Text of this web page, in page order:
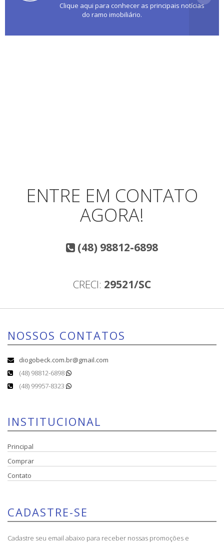
Clique aqui para conhecer as principais notícias
do ramo imobiliário.
ENTRE EM CONTATO
AGORA!
(48) 98812-6898
CRECI: 29521/SC
NOSSOS CONTATOS
diogobeck.com.br@gmail.com
(48) 98812-6898
(48) 99957-8323
INSTITUCIONAL
Principal
Comprar
Contato
CADASTRE-SE
Cadastre seu email abaixo para receber nossas promoções e